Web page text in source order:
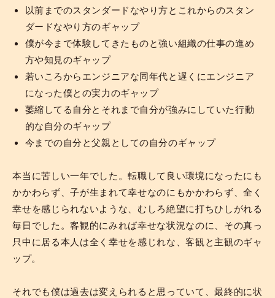
以前までのスタンダードなやり方とこれからのスタン
ダードなやり方のギャップ
僕が今まで体験してきたものと強い組織の仕事の進め
方や知見のギャップ
若いころからエンジニアな同年代と遅くにエンジニア
になった僕との実力のギャップ
萎縮してる自分とそれまで自分が強みにしていた行動
的な自分のギャップ
今までの自分と父親としての自分のギャップ
本当に苦しい一年でした。転職して良い環境になったにも
かかわらず、子が生まれて幸せなのにもかかわらず、全く
幸せを感じられないような、むしろ絶望に打ちひしがれる
毎日でした。客観的にみれば幸せな状況なのに、その真っ
只中に居る本人は全く幸せを感じれな、客観と主観のギャ
ップ。
それでも僕は過去は変えられると思っていて、最終的に状